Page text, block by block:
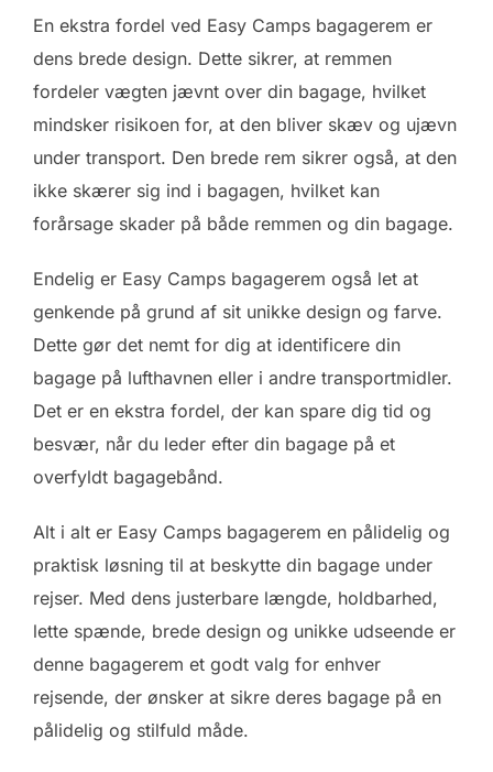
En ekstra fordel ved Easy Camps bagagerem er
dens brede design. Dette sikrer, at remmen
fordeler vægten jævnt over din bagage, hvilket
mindsker risikoen for, at den bliver skæv og ujævn
under transport. Den brede rem sikrer også, at den
ikke skærer sig ind i bagagen, hvilket kan
forårsage skader på både remmen og din bagage.
Endelig er Easy Camps bagagerem også let at
genkende på grund af sit unikke design og farve.
Dette gør det nemt for dig at identificere din
bagage på lufthavnen eller i andre transportmidler.
Det er en ekstra fordel, der kan spare dig tid og
besvær, når du leder efter din bagage på et
overfyldt bagagebånd.
Alt i alt er Easy Camps bagagerem en pålidelig og
praktisk løsning til at beskytte din bagage under
rejser. Med dens justerbare længde, holdbarhed,
lette spænde, brede design og unikke udseende er
denne bagagerem et godt valg for enhver
rejsende, der ønsker at sikre deres bagage på en
pålidelig og stilfuld måde.